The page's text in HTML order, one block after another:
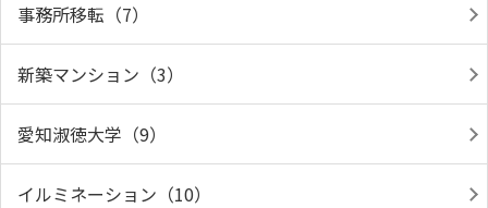
事務所移転（7）
新築マンション（3）
愛知淑徳大学（9）
イルミネーション（10）